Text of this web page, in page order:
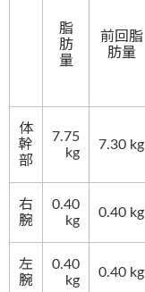
脂
肪
量
前回脂
肪量
体
幹
部
7.75
kg
7.30 kg
右
腕
0.40
kg
0.40 kg
左
腕
0.40
kg
0.40 kg